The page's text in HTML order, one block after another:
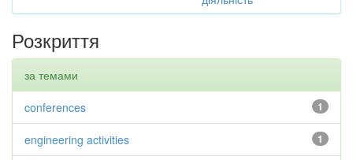
Розкриття
за темами
1
conferences
1
engineering activities